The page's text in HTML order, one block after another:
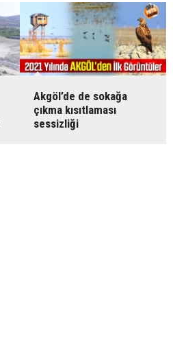
Akgöl’de de sokağa
çıkma kısıtlaması
sessizliği